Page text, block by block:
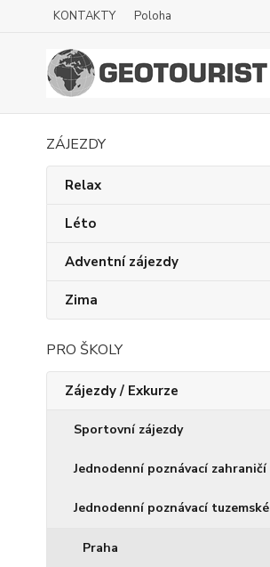
KONTAKTY Poloha
ZÁJEZDY
Relax
Léto
Adventní zájezdy
Zima
PRO ŠKOLY
Zájezdy / Exkurze
Sportovní zájezdy
Jednodenní poznávací zahraničí
Jednodenní poznávací tuzemské
Praha